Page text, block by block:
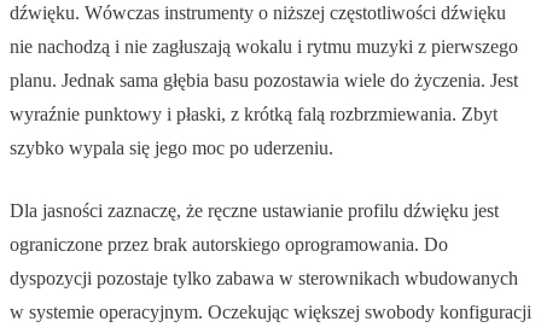
dźwięku. Wówczas instrumenty o niższej częstotliwości dźwięku
nie nachodzą i nie zagłuszają wokalu i rytmu muzyki z pierwszego
planu. Jednak sama głębia basu pozostawia wiele do życzenia. Jest
wyraźnie punktowy i płaski, z krótką falą rozbrzmiewania. Zbyt
szybko wypala się jego moc po uderzeniu.
Dla jasności zaznaczę, że ręczne ustawianie profilu dźwięku jest
ograniczone przez brak autorskiego oprogramowania. Do
dyspozycji pozostaje tylko zabawa w sterownikach wbudowanych
w systemie operacyjnym. Oczekując większej swobody konfiguracji